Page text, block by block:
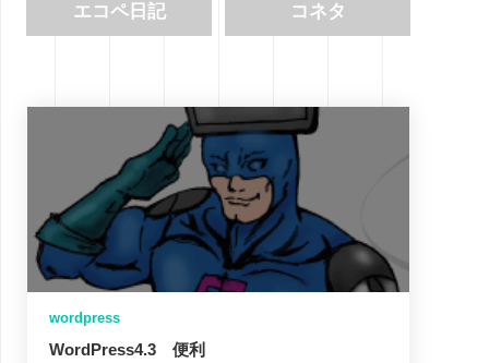
エコペ日記 コネタ
wordpress
WordPress4.3 便利